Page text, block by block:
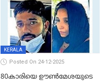
KERALA
Posted On 24-12-2025
80കാരിയെ ഊൺമേശയുടെ